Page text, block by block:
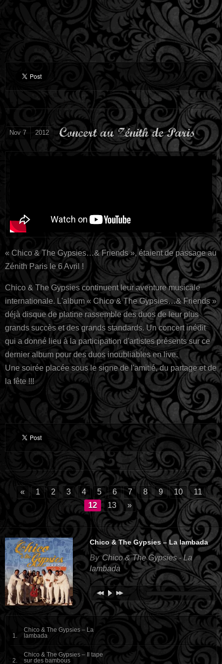
Nov 7 2012 Concert au Zénith de Paris
« Chico & The Gypsies…& Friends », étaient de passage au
Zénith Paris le 6 Avril !
Chico & The Gypsies continuent leur aventure musicale
internationale. L'album « Chico & The Gypsies…& Friends »
déjà disque de platine rassemble des duos de leur plus
grands succès et des grands standards. Un concert inédit
qui a donné lieu à la participation d'artistes présents sur ce
dernier album pour des duos inoubliables en live.
Une soirée placée sous le signe de l'amitié, du partage et de
la fête !!!
« 1 2 3 4 5 6 7 8 9 10
11
12
13 »
Chico & The Gypsies – La lambada
ByChico & The Gypsies - La
lambada
Chico & The Gypsies – La
lambada
Chico & The Gypsies – Il tape
sur des bambous